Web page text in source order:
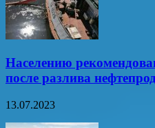
Населению
после разлива
13.07.2023